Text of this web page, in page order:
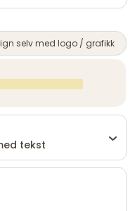
selv med logo / grafikk
tekst